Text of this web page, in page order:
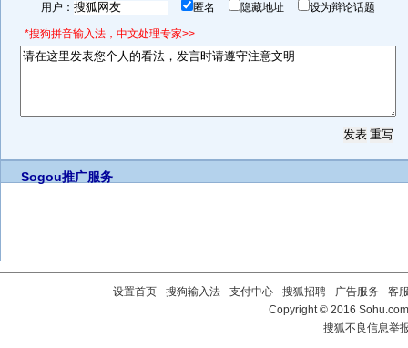
用户： 匿名 隐藏地址 设为辩论话题
*搜狗拼音输入法，中文处理专家>>
Sogou推广服务
设置首页 - 搜狗输入法 - 支付中心 - 搜狐招聘 - 广告服务 - 客
Copyright©2016
搜狐不良信息举